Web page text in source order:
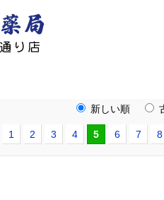
新しい順
1 2 3 4 5 6 7 8